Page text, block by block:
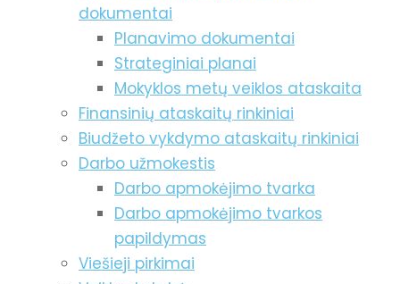
dokumentai
Planavimo dokumentai
Strateginiai planai
Mokyklos metų veiklos ataskaita
Finansinių ataskaitų rinkiniai
Biudžeto vykdymo ataskaitų rinkiniai
Darbo užmokestis
Darbo apmokėjimo tvarka
Darbo apmokėjimo tvarkos
papildymas
Viešieji pirkimai